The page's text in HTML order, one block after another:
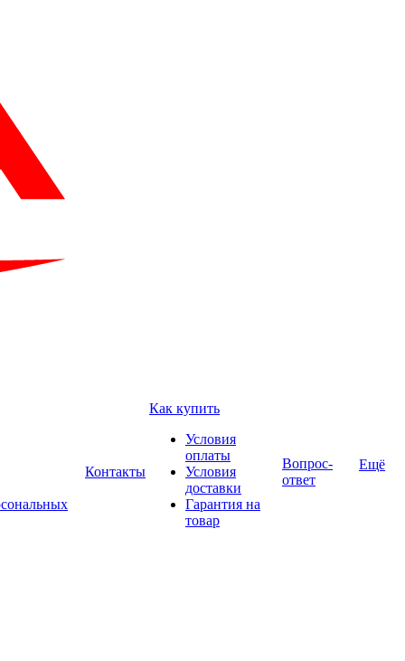
Контакты
Как купить
Условия
оплаты
Условия
доставки
Гарантия на
товар
Вопрос-
ответ
Ещё